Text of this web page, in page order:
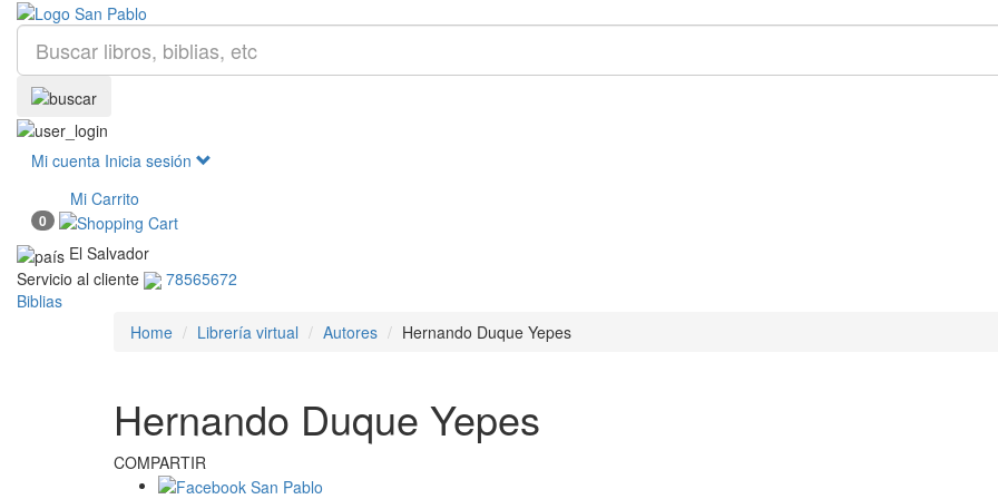
Mi cuenta Inicia sesión
Mi Carrito
0
El Salvador
Servicio al cliente
78565672
Biblias
Home
Librería virtual Autores Hernando Duque Yepes
Hernando Duque Yepes
COMPARTIR